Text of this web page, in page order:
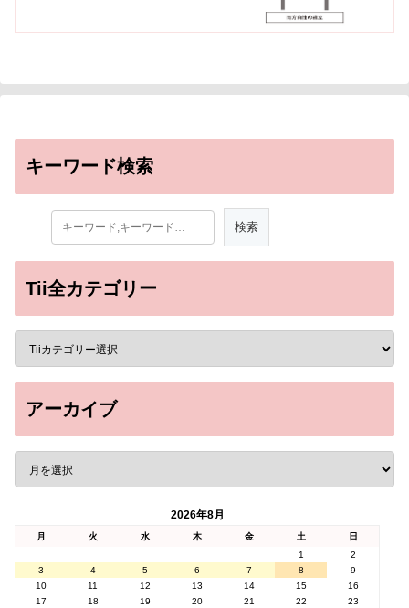
キーワード検索
Tii全カテゴリー
アーカイブ
2026年8月
月 火 水 木 金 土
日
1
2
3
4 5 6 7 8
9
10
11 12 13 14 15
16
17
18 19 20 21 22
23